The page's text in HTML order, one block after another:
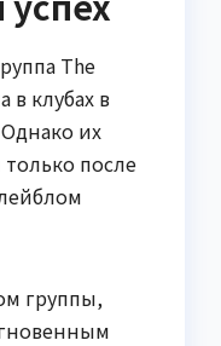
The
в клубах в
их
после
группы,